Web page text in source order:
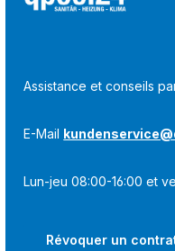
Assistance et conseils
E-Mail
Lun-jeu 08:00-16:00 et
Révoquer un